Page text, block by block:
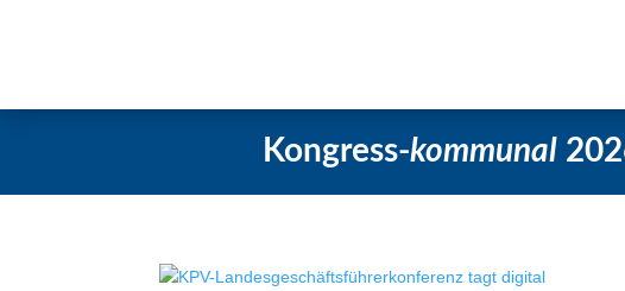
Kongress-kommunal